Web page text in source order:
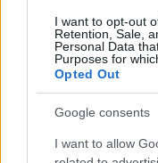
I want to opt-out
Retention, Sale,
Personal Data
Purposes for
Opted Out
Google consents
I want to allow
05.08.2026